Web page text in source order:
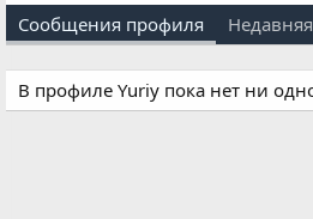
Сообщения профиля
В профиле Yuriy пока нет ни